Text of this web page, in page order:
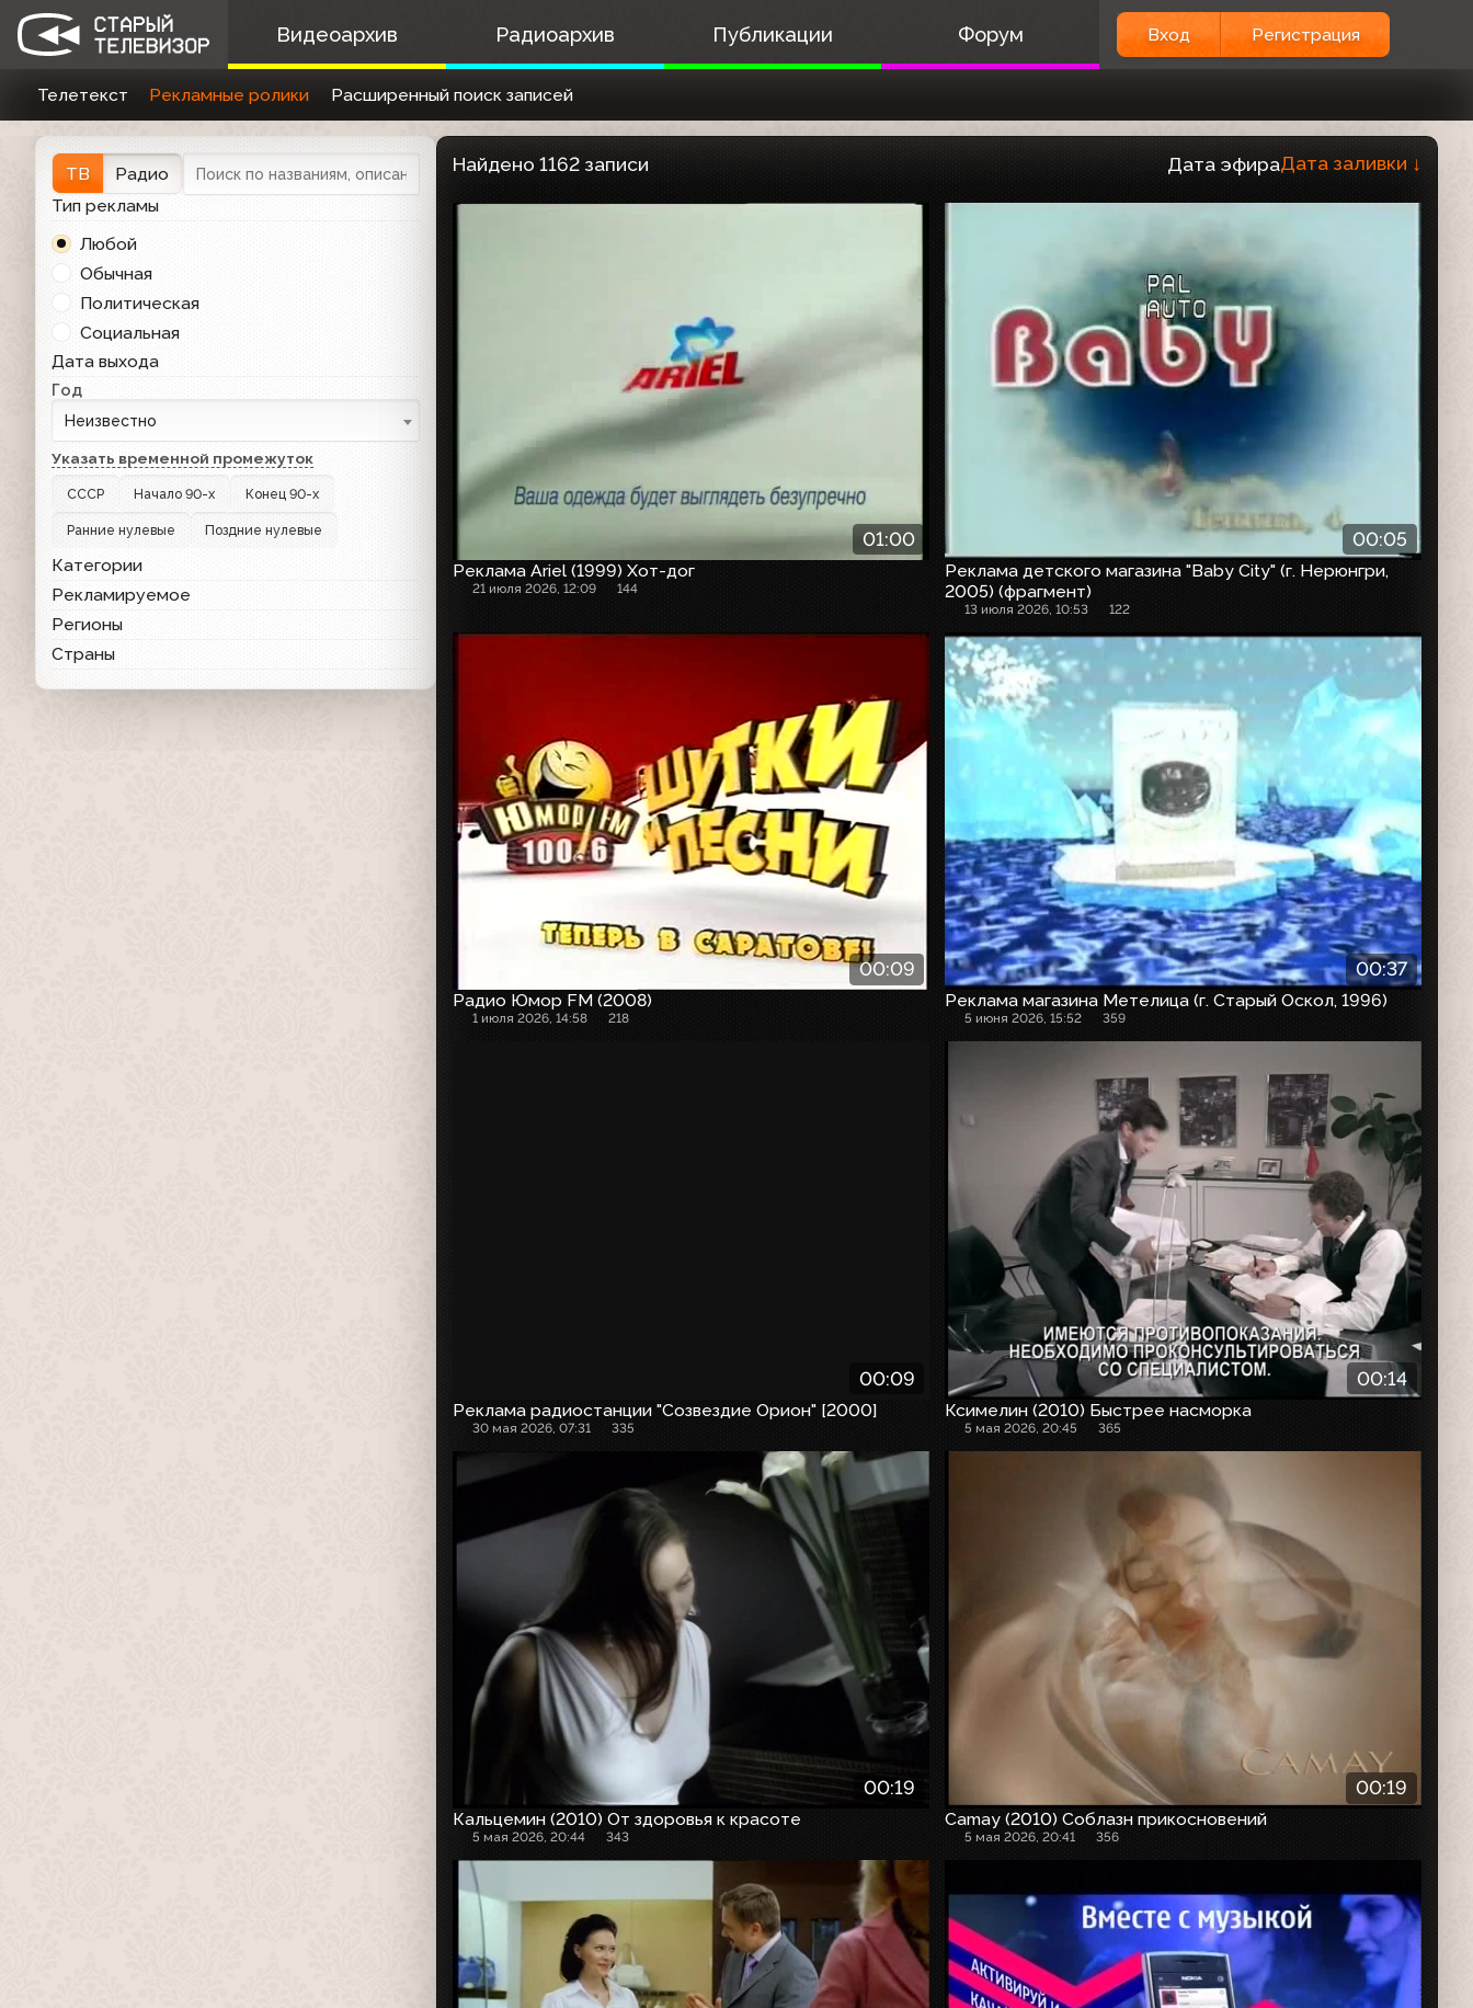
Видеоархив Радиоархив Публикации Форум Вход Регистрация
Телетекст Рекламные ролики Расширенный поиск записей
ТВ
Радио
Тип рекламы
Любой
Обычная
Политическая
Социальная
Дата выхода
Год
Неизвестно
Указать временной промежуток
СССР Начало 90-х Конец 90-х
Ранние нулевые Поздние нулевые
Категории
Рекламируемое
Регионы
Страны
Найдено 1162 записи Дата эфираДата заливки ↓
01:00
Реклама Ariel (1999) Хот-дог
21 июля 2026, 12:09 144
00:05
Реклама детского магазина "Baby City" (г. Нерюнгри,
2005) (фрагмент)
13 июля 2026, 10:53 122
00:09
Радио Юмор FM (2008)
1 июля 2026, 14:58 218
00:37
Реклама магазина Метелица (г. Старый Оскол, 1996)
5 июня 2026, 15:52 359
00:09
Реклама радиостанции "Созвездие Орион" [2000]
30 мая 2026, 07:31 335
00:14
Ксимелин (2010) Быстрее насморка
5 мая 2026, 20:45 365
00:19
Кальцемин (2010) От здоровья к красоте
5 мая 2026, 20:44 343
00:19
Camay (2010) Соблазн прикосновений
5 мая 2026, 20:41 356